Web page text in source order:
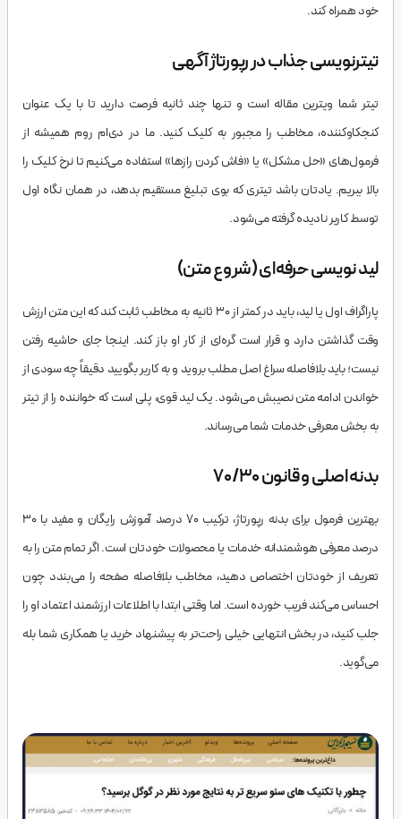
خود همراه کند.
تیترنویسی جذاب در رپورتاژ آگهی
تیتر شما ویترین مقاله است و تنها چند ثانیه فرصت دارید تا با یک عنوان
کنجکاوکننده، مخاطب را مجبور به کلیک کنید. ما در دی‌ام روم همیشه از
فرمول‌های «حل مشکل» یا «فاش کردن رازها» استفاده می‌کنیم تا نرخ کلیک را
بالا ببریم. یادتان باشد تیتری که بوی تبلیغ مستقیم بدهد، در همان نگاه اول
توسط کاربر نادیده گرفته می‌شود.
لید نویسی حرفه‌ای (شروع متن)
پاراگراف اول یا لید، باید در کمتر از ۳۰ ثانیه به مخاطب ثابت کند که این متن ارزش
وقت گذاشتن دارد و قرار است گره‌ای از کار او باز کند. اینجا جای حاشیه رفتن
نیست؛ باید بلافاصله سراغ اصل مطلب بروید و به کاربر بگویید دقیقاً چه سودی از
خواندن ادامه متن نصیبش می‌شود. یک لید قوی، پلی است که خواننده را از تیتر
به بخش معرفی خدمات شما می‌رساند.
بدنه اصلی و قانون ۷۰/۳۰
بهترین فرمول برای بدنه رپورتاژ، ترکیب ۷۰ درصد آموزش رایگان و مفید با ۳۰
درصد معرفی هوشمندانه خدمات یا محصولات خودتان است. اگر تمام متن را به
تعریف از خودتان اختصاص دهید، مخاطب بلافاصله صفحه را می‌بندد چون
احساس می‌کند فریب خورده است. اما وقتی ابتدا با اطلاعات ارزشمند اعتماد او را
جلب کنید، در بخش انتهایی خیلی راحت‌تر به پیشنهاد خرید یا همکاری شما بله
می‌گوید.